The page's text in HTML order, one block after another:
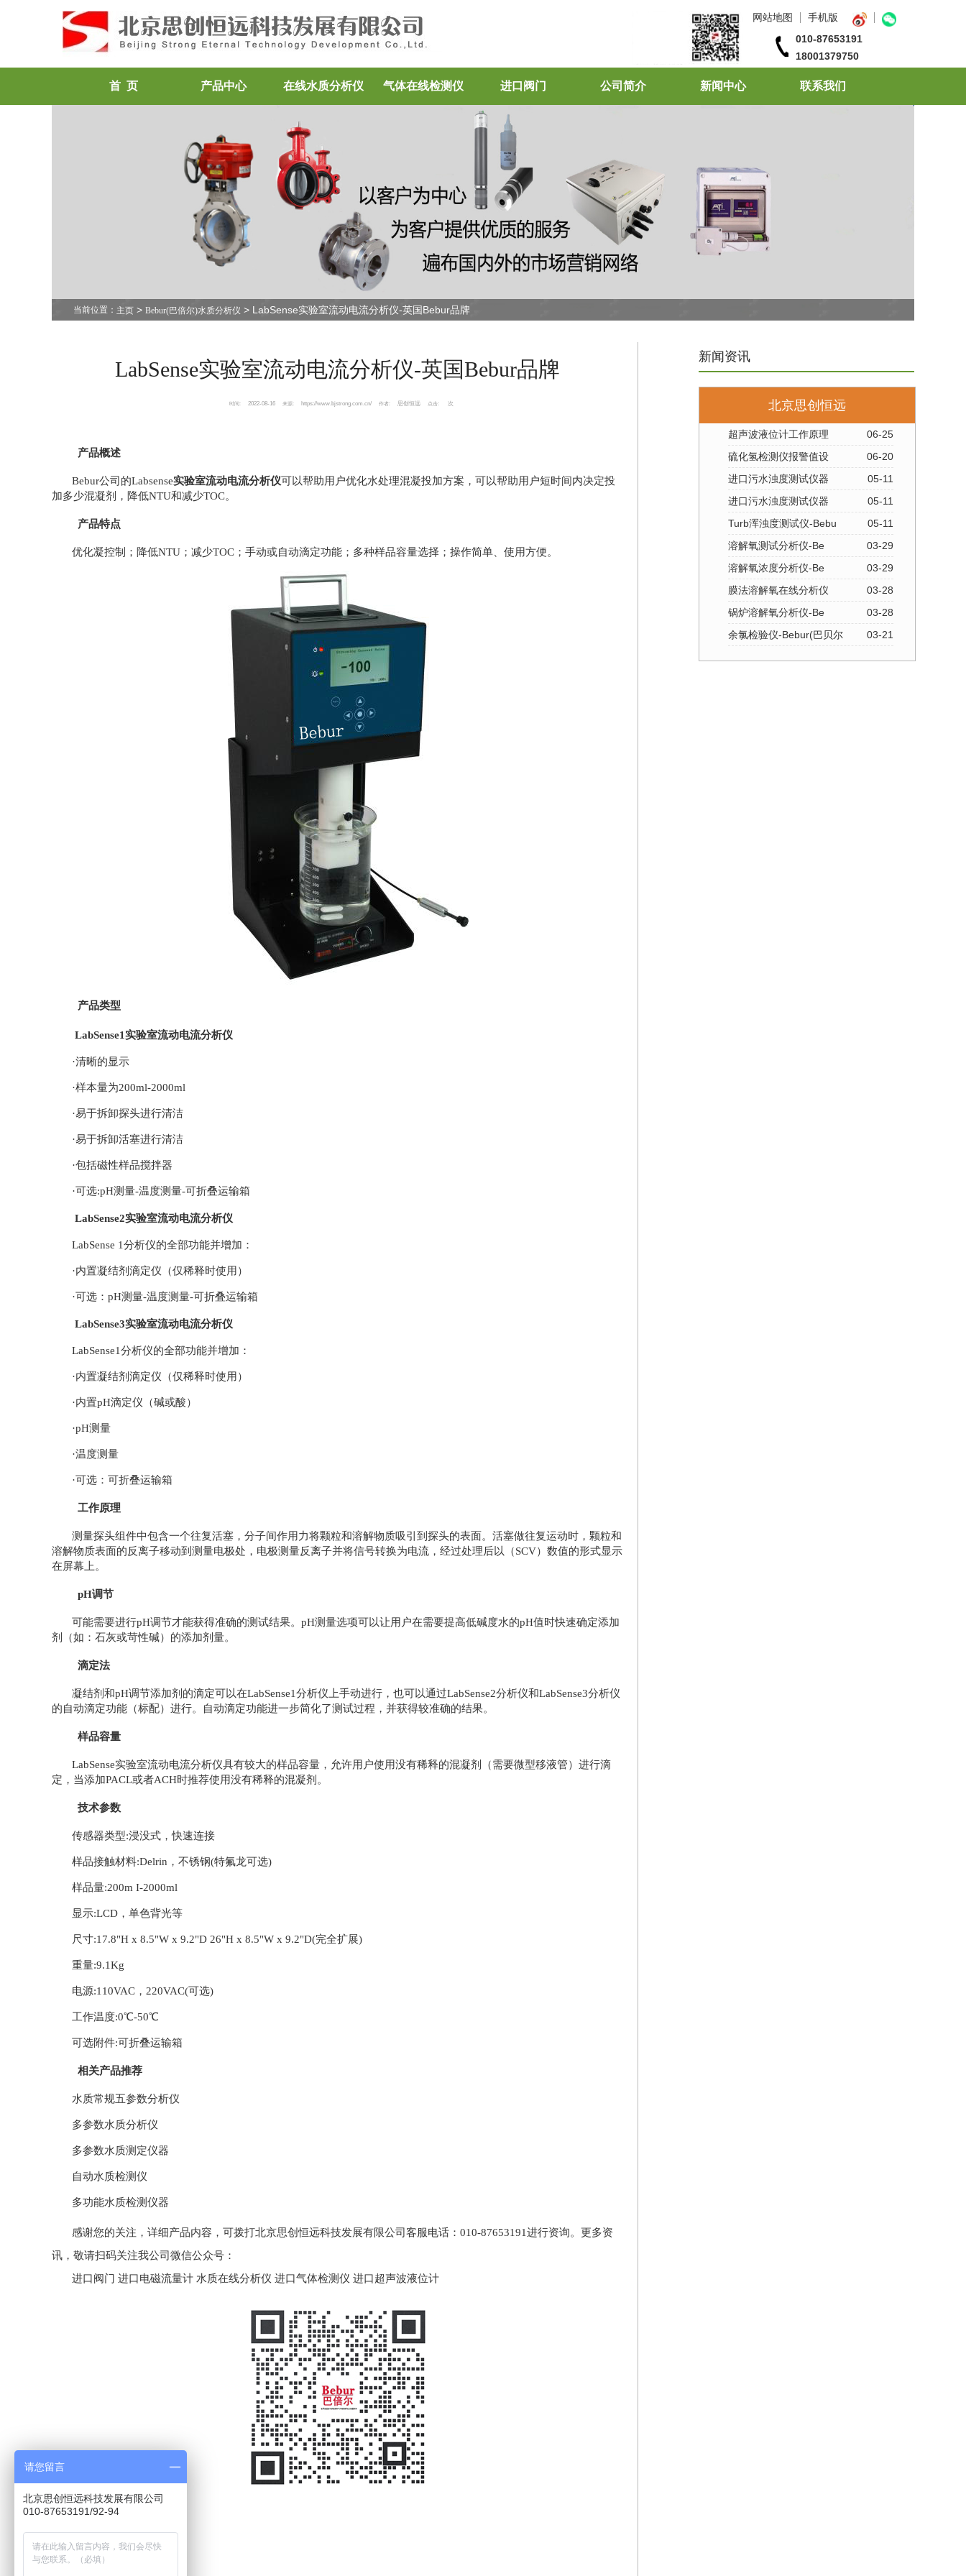
网站地图
手机版
010-87653191
18001379750
首 页 产品中心 在线水质分析仪 气体在线检测仪 进口阀门 公司简介 新闻中心 联系我们
当前位置： 主页 > Bebur(巴倍尔)水质分析仪 > LabSense实验室流动电流分析仪-英国Bebur品牌
LabSense实验室流动电流分析仪-英国Bebur品牌
时间: 2022-08-16 来源: https://www.bjstrong.com.cn/ 作者: 思创恒远 点击: 次
产品概述
Bebur公司的Labsense实验室流动电流分析仪可以帮助用户优化水处理混凝投加方案，可以帮助用户短时间内决定投
加多少混凝剂，降低NTU和减少TOC。
产品特点
优化凝控制；降低NTU；减少TOC；手动或自动滴定功能；多种样品容量选择；操作简单、使用方便。
产品类型
LabSense1实验室流动电流分析仪
·清晰的显示
·样本量为200ml-2000ml
·易于拆卸探头进行清洁
·易于拆卸活塞进行清洁
·包括磁性样品搅拌器
·可选:pH测量-温度测量-可折叠运输箱
LabSense2实验室流动电流分析仪
LabSense 1分析仪的全部功能并增加：
·内置凝结剂滴定仪（仅稀释时使用）
·可选：pH测量-温度测量-可折叠运输箱
LabSense3实验室流动电流分析仪
LabSense1分析仪的全部功能并增加：
·内置凝结剂滴定仪（仅稀释时使用）
·内置pH滴定仪（碱或酸）
·pH测量
·温度测量
·可选：可折叠运输箱
工作原理
测量探头组件中包含一个往复活塞，分子间作用力将颗粒和溶解物质吸引到探头的表面。活塞做往复运动时，颗粒和
溶解物质表面的反离子移动到测量电极处，电极测量反离子并将信号转换为电流，经过处理后以（SCV）数值的形式显示
在屏幕上。
pH调节
可能需要进行pH调节才能获得准确的测试结果。pH测量选项可以让用户在需要提高低碱度水的pH值时快速确定添加
剂（如：石灰或苛性碱）的添加剂量。
滴定法
凝结剂和pH调节添加剂的滴定可以在LabSense1分析仪上手动进行，也可以通过LabSense2分析仪和LabSense3分析仪
的自动滴定功能（标配）进行。自动滴定功能进一步简化了测试过程，并获得较准确的结果。
样品容量
LabSense实验室流动电流分析仪具有较大的样品容量，允许用户使用没有稀释的混凝剂（需要微型移液管）进行滴
定，当添加PACL或者ACH时推荐使用没有稀释的混凝剂。
技术参数
传感器类型:浸没式，快速连接
样品接触材料:Delrin，不锈钢(特氟龙可选)
样品量:200m I-2000ml
显示:LCD，单色背光等
尺寸:17.8"H x 8.5"W x 9.2"D 26"H x 8.5"W x 9.2"D(完全扩展)
重量:9.1Kg
电源:110VAC，220VAC(可选)
工作温度:0℃-50℃
可选附件:可折叠运输箱
相关产品推荐
水质常规五参数分析仪
多参数水质分析仪
多参数水质测定仪器
自动水质检测仪
多功能水质检测仪器
感谢您的关注，详细产品内容，可拨打北京思创恒远科技发展有限公司客服电话：010-87653191进行资询。更多资
讯，敬请扫码关注我公司微信公众号：
进口阀门 进口电磁流量计 水质在线分析仪 进口气体检测仪 进口超声波液位计
新闻资讯
北京思创恒远
超声波液位计工作原理
06-25
硫化氢检测仪报警值设
06-20
进口污水浊度测试仪器
05-11
进口污水浊度测试仪器
05-11
Turb浑浊度测试仪-Bebu
05-11
溶解氧测试分析仪-Be
03-29
溶解氧浓度分析仪-Be
03-29
膜法溶解氧在线分析仪
03-28
锅炉溶解氧分析仪-Be
03-28
余氯检验仪-Bebur(巴贝尔
03-21
请您留言
北京思创恒远科技发展有限公司
010-87653191/92-94